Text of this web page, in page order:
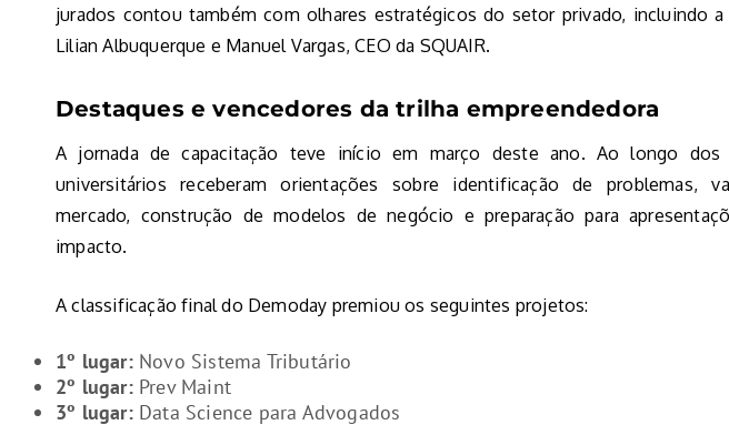
jurados contou também com olhares estratégicos do setor privado, incluindo a
Lilian Albuquerque e Manuel Vargas, CEO da SQUAIR.
Destaques e vencedores da trilha empreendedora
A jornada de capacitação teve início em março deste ano. Ao longo dos
universitários receberam orientações sobre identificação de problemas,
mercado, construção de modelos de negócio e preparação para
impacto.
A classificação final do Demoday premiou os seguintes projetos:
1º lugar:Novo Sistema Tributário
2º lugar:Prev Maint
3º lugar:Data Science para Advogados